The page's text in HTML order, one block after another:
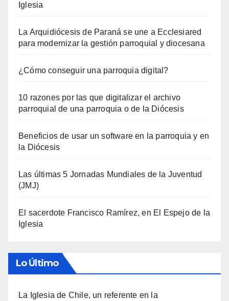
Iglesia
La Arquidiócesis de Paraná se une a Ecclesiared
para modernizar la gestión parroquial y diocesana
¿Cómo conseguir una parroquia digital?
10 razones por las que digitalizar el archivo
parroquial de una parroquia o de la Diócesis
Beneficios de usar un software en la parroquia y en
la Diócesis
Las últimas 5 Jornadas Mundiales de la Juventud
(JMJ)
El sacerdote Francisco Ramírez, en El Espejo de la
Iglesia
Lo Último
La Iglesia de Chile, un referente en la